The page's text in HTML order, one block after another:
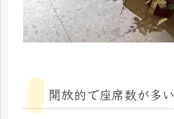
開放的で座席数が多い